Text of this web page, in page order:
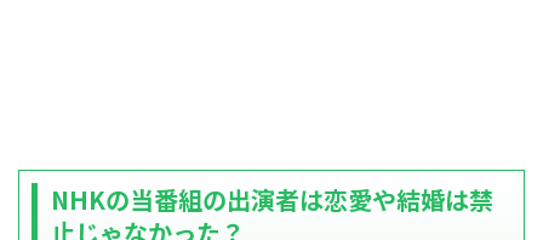
NHKの当番組の出演者は恋愛や結婚は禁
止じゃなかった？